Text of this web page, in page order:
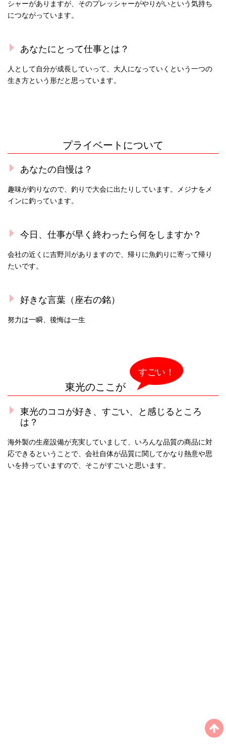
シャーがありますが、そのプレッシャーがやりがいという気持ち
につながっています。
あなたにとって仕事とは？
人として自分が成長していって、大人になっていくという一つの
生き方という形だと思っています。
プライベートについて
あなたの自慢は？
趣味が釣りなので、釣りで大会に出たりしています。メジナをメ
インに釣っています。
今日、仕事が早く終わったら何をしますか？
会社の近くに吉野川がありますので、帰りに魚釣りに寄って帰り
たいです。
好きな言葉（座右の銘）
努力は一瞬、後悔は一生
東光のここが
すごい！
東光のココが好き、すごい、と感じるところ
は？
海外製の生産設備が充実していまして、いろんな品質の商品に対
応できるということで、会社自体が品質に関してかなり熱意や思
いを持っていますので、そこがすごいと思います。